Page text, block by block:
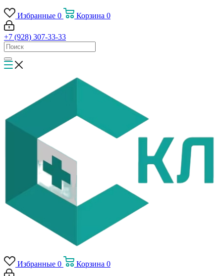
Избранные 0 Корзина 0
+7 (928) 307-33-33
Избранные 0 Корзина 0